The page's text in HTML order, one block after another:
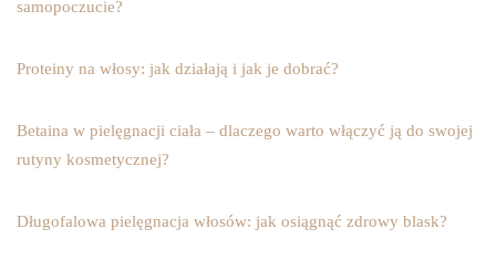
samopoczucie?
Proteiny na włosy: jak działają i jak je dobrać?
Betaina w pielęgnacji ciała – dlaczego warto włączyć ją do swojej
rutyny kosmetycznej?
Długofalowa pielęgnacja włosów: jak osiągnąć zdrowy blask?